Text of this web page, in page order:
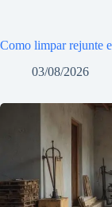
Como limpar rejunte
03/08/2026